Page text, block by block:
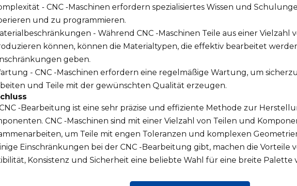
- CNC -Maschinen erfordern spezialisiertes Wissen und
und zu programmieren.
- Während CNC -Maschinen Teile aus einer Vielzahl
können, können die Materialtypen, die effektiv bearbeitet
geben.
- CNC -Maschinen erfordern eine regelmäßige Wartung, um
und Teile mit der gewünschten Qualität erzeugen.
-Bearbeitung ist eine sehr präzise und effiziente Methode zur
CNC -Maschinen sind mit einer Vielzahl von Teilen und
um Teile mit engen Toleranzen und komplexen
Einschränkungen bei der CNC -Bearbeitung gibt, machen die Vorteile
Konsistenz und Sicherheit eine beliebte Wahl für eine breite Palette